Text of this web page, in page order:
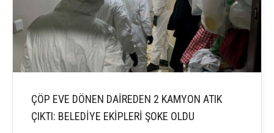
ÇÖP EVE DÖNEN DAİREDEN 2 KAMYON ATIK
ÇIKTI: BELEDİYE EKİPLERİ ŞOKE OLDU